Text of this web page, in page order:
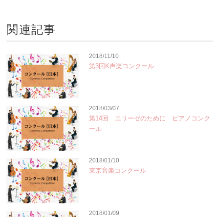
関連記事
2018/11/10
第3回K声楽コンクール
2018/03/07
第14回 エリーゼのために ピアノコンク
ール
2018/01/10
東京音楽コンクール
2018/01/09